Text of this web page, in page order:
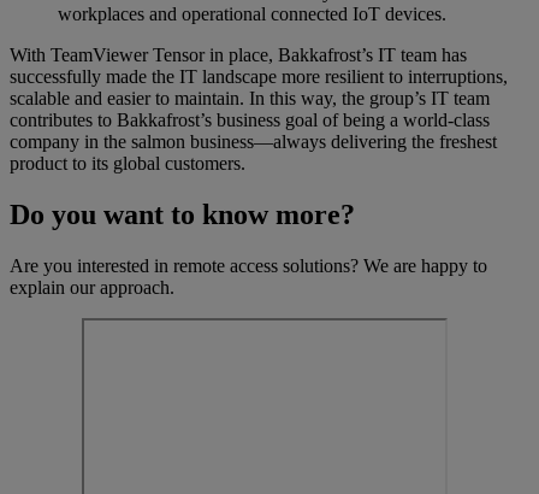
workplaces and operational connected IoT devices.
With TeamViewer Tensor in place, Bakkafrost’s IT team has
successfully made the IT landscape more resilient to interruptions,
scalable and easier to maintain. In this way, the group’s IT team
contributes to Bakkafrost’s business goal of being a world-class
company in the salmon business—always delivering the freshest
product to its global customers.
Do you want to know more?
Are you interested in remote access solutions? We are happy to
explain our approach.